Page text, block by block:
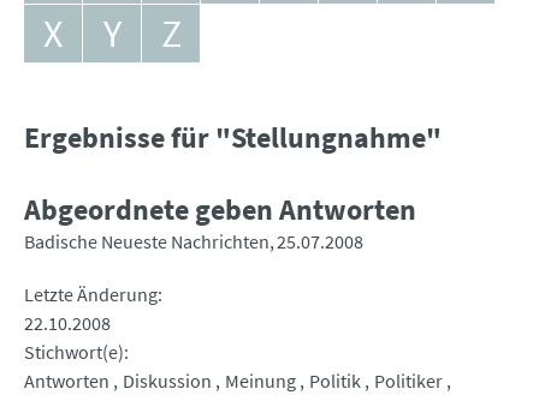
X
Y Z
Ergebnisse für "Stellungnahme"
Abgeordnete geben Antworten
Badische Neueste Nachrichten 25.07.2008
Letzte Änderung
22.10.2008
Stichwort(e)
Antworten
Diskussion Meinung Politik Politiker